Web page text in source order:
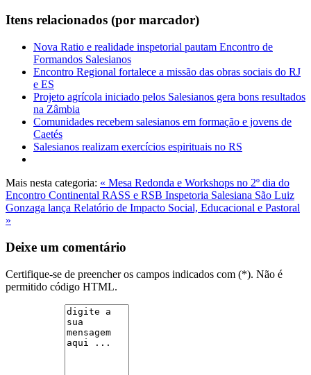
Itens relacionados (por marcador)
Nova Ratio e realidade inspetorial pautam Encontro de
Formandos Salesianos
Encontro Regional fortalece a missão das obras sociais do RJ
e ES
Projeto agrícola iniciado pelos Salesianos gera bons resultados
na Zâmbia
Comunidades recebem salesianos em formação e jovens de
Caetés
Salesianos realizam exercícios espirituais no RS
Mais nesta categoria: « Mesa Redonda e Workshops no 2º dia do
Encontro Continental RASS e RSB Inspetoria Salesiana São Luiz
Gonzaga lança Relatório de Impacto Social, Educacional e Pastoral
»
Deixe um comentário
Certifique-se de preencher os campos indicados com (*). Não é
permitido código HTML.